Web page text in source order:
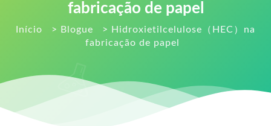
fabricação de papel
Início > Blogue >
Hidroxietilcelulose（HEC）na
fabricação de papel
RU
FI